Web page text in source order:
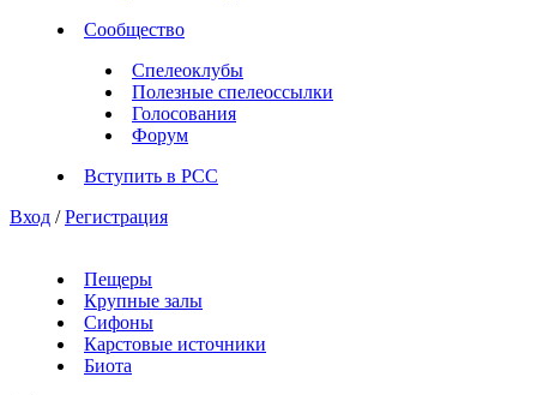
Сообщество
Спелеоклубы
Полезные спелеоссылки
Голосования
Форум
Вступить в РСС
Вход / Регистрация
Пещеры
Крупные залы
Сифоны
Карстовые источники
Биота